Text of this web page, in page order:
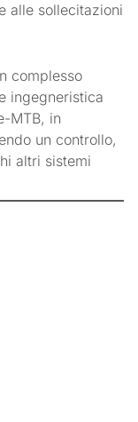
alle sollecitazioni
complesso
ingegneristica
MTB, in
un controllo,
altri sistemi